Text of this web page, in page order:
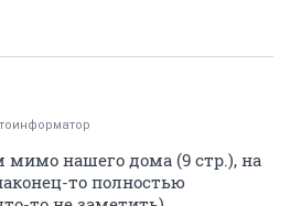
мимо нашего дома (9 стр.), на
то полностью